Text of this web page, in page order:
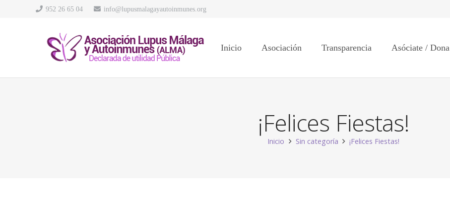
952 26 65 04 info@lupusmalagayautoinmunes.org
Inicio Asociación Transparencia Asóciate / Dona
¡Felices Fiestas!
Inicio Sin categoría ¡Felices Fiestas!